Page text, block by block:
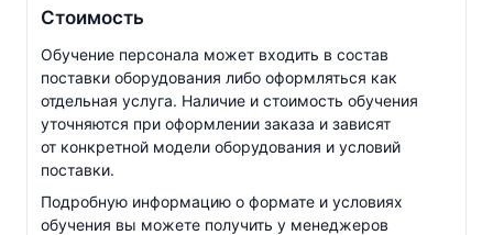
Стоимость
Обучение персонала может входить в состав
поставки оборудования либо оформляться как
отдельная услуга. Наличие и стоимость обучения
уточняются при оформлении заказа и зависят
от конкретной модели оборудования и условий
поставки.
Подробную информацию о формате и условиях
обучения вы можете получить у менеджеров